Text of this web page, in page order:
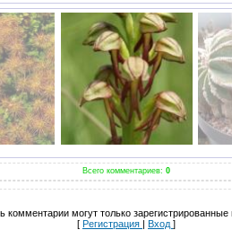
Всего комментариев: 0
комментарии могут только зарегистрированные
[ Регистрация | Вход ]